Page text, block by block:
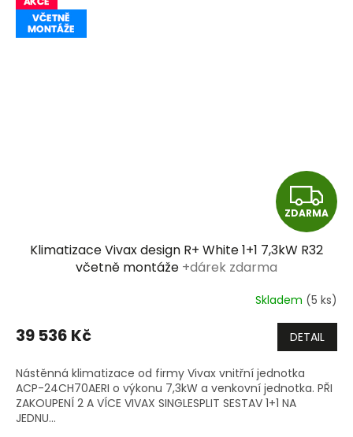
Z
D
A
R
M
A
ZDARMA
Klimatizace Vivax design R+ White 1+1 7,3kW R32
včetně montáže +dárek zdarma
Skladem (5 ks)
39 536 Kč DETAIL
Nástěnná klimatizace od firmy Vivax vnitřní jednotka
ACP-24CH70AERI o výkonu 7,3kW a venkovní jednotka. PŘI
ZAKOUPENÍ 2 A VÍCE VIVAX SINGLESPLIT SESTAV 1+1 NA
JEDNU...